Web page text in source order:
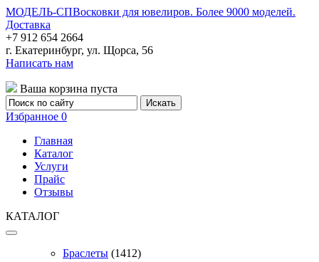
МОДЕЛЬ-СПВосковки для ювелиров. Более 9000 моделей.
Доставка
+7 912 654 2664
г. Екатеринбург, ул. Щорса, 56
Написать нам
Ваша корзина пуста
Избранное 0
Главная
Каталог
Услуги
Прайс
Отзывы
КАТАЛОГ
Браслеты (1412)